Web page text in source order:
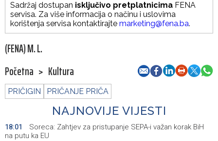
Sadržaj dostupan isključivo pretplatnicima FENA
servisa. Za više informacija o načinu i uslovima
korištenja servisa kontaktirajte marketing@fena.ba.
(FENA) M. L.
Početna > Kultura
PRIČIGIN PRIČANJE PRIČA
NAJNOVIJE VIJESTI
18:01
Soreca: Zahtjev za pristupanje SEPA-i važan korak BiH
na putu ka EU